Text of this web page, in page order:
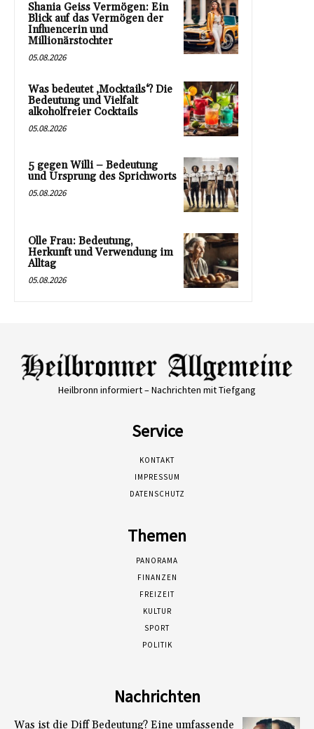
Shania Geiss Vermögen: Ein
Blick auf das Vermögen der
Influencerin und
Millionärstochter
05.08.2026
Was bedeutet ‚Mocktails‘? Die
Bedeutung und Vielfalt
alkoholfreier Cocktails
05.08.2026
5 gegen Willi – Bedeutung
und Ursprung des Sprichworts
05.08.2026
Olle Frau: Bedeutung,
Herkunft und Verwendung im
Alltag
05.08.2026
Heilbronn informiert – Nachrichten mit Tiefgang
Service
KONTAKT
IMPRESSUM
DATENSCHUTZ
Themen
PANORAMA
FINANZEN
FREIZEIT
KULTUR
SPORT
POLITIK
Nachrichten
Was ist die Diff Bedeutung? Eine umfassende